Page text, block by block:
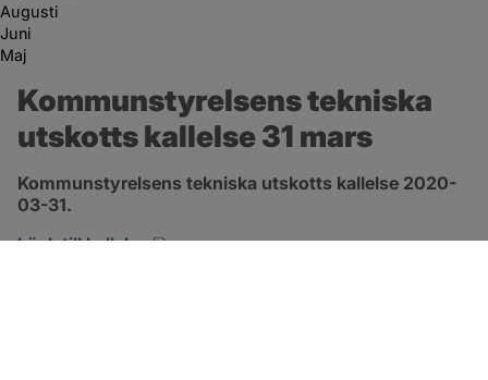
Augusti
Juni
Maj
Kommunstyrelsens tekniska
utskotts kallelse 31 mars
Kommunstyrelsens tekniska utskotts kallelse 2020-
03-31.
Länk till kallelse
pdf, öppnas i nytt fönster.